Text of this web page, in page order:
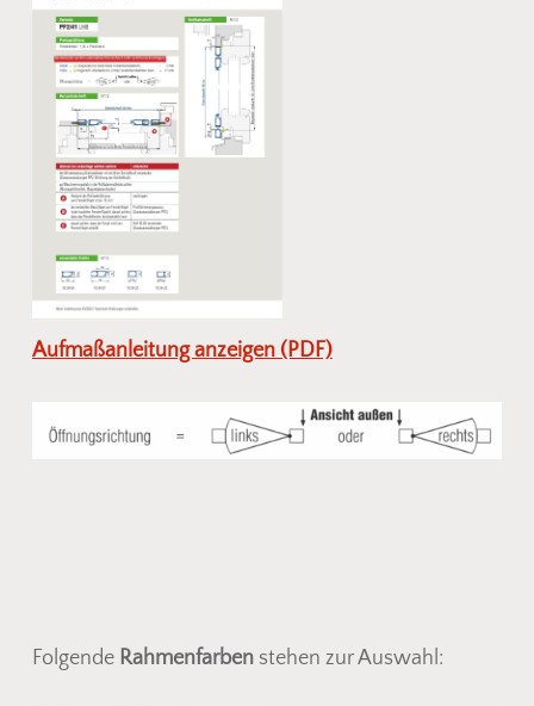
Aufmaßanleitung anzeigen (PDF)
Folgende Rahmenfarbenstehen zur Auswahl: